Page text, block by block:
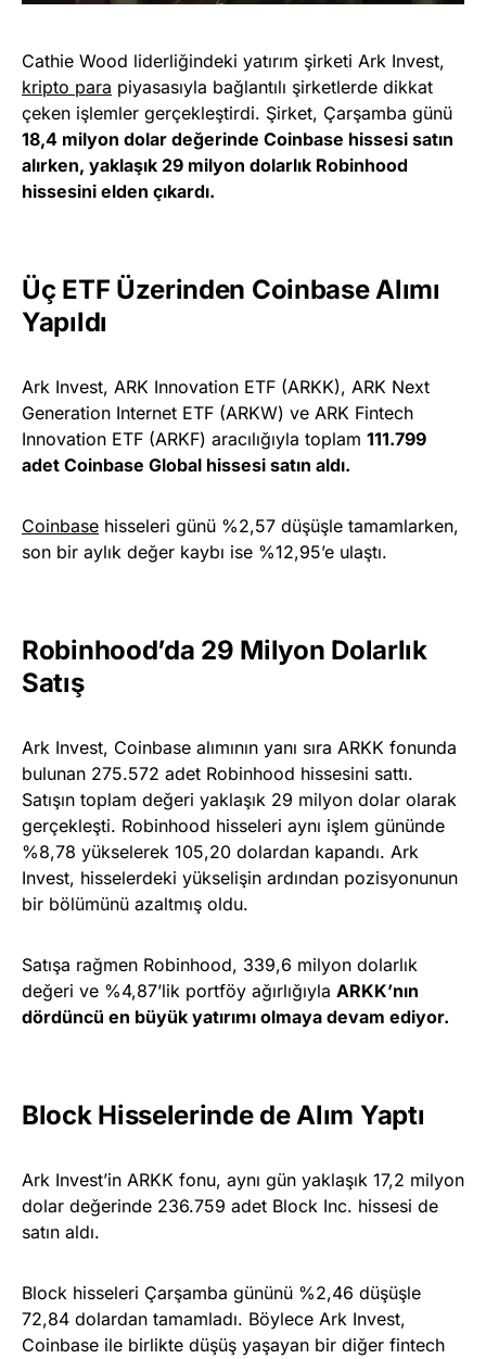
Cathie Wood liderliğindeki yatırım şirketi Ark Invest,
kripto para piyasasıyla bağlantılı şirketlerde dikkat
çeken işlemler gerçekleştirdi. Şirket, Çarşamba günü
18,4 milyon dolar değerinde Coinbase hissesi satın
alırken, yaklaşık 29 milyon dolarlık Robinhood
hissesini elden çıkardı.
Üç ETF Üzerinden Coinbase Alımı
Yapıldı
Ark Invest, ARK Innovation ETF (ARKK), ARK Next
Generation Internet ETF (ARKW) ve ARK Fintech
Innovation ETF (ARKF) aracılığıyla toplam 111.799
adet Coinbase Global hissesi satın aldı.
Coinbase hisseleri günü %2,57 düşüşle tamamlarken,
son bir aylık değer kaybı ise %12,95’e ulaştı.
Robinhood’da 29 Milyon Dolarlık
Satış
Ark Invest, Coinbase alımının yanı sıra ARKK fonunda
bulunan 275.572 adet Robinhood hissesini sattı.
Satışın toplam değeri yaklaşık 29 milyon dolar olarak
gerçekleşti. Robinhood hisseleri aynı işlem gününde
%8,78 yükselerek 105,20 dolardan kapandı. Ark
Invest, hisselerdeki yükselişin ardından pozisyonunun
bir bölümünü azaltmış oldu.
Satışa rağmen Robinhood, 339,6 milyon dolarlık
değeri ve %4,87’lik portföy ağırlığıyla ARKK’nın
dördüncü en büyük yatırımı olmaya devam ediyor.
Block Hisselerinde de Alım Yaptı
Ark Invest’in ARKK fonu, aynı gün yaklaşık 17,2 milyon
dolar değerinde 236.759 adet Block Inc. hissesi de
satın aldı.
Block hisseleri Çarşamba gününü %2,46 düşüşle
72,84 dolardan tamamladı. Böylece Ark Invest,
Coinbase ile birlikte düşüş yaşayan bir diğer fintech